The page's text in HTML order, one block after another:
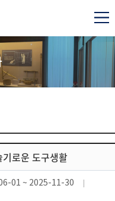
로운 도구생활
01 ~ 2025-11-30